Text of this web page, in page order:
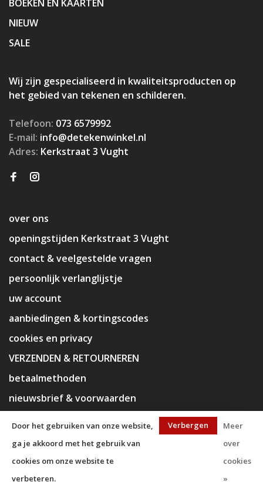
BOEKEN EN KAARTEN
NIEUW
SALE
Wij zijn gespecialiseerd in kwaliteitsproducten op
het gebied van tekenen en schilderen.
Telefoon: 073 6579992
E-mail: info@detekenwinkel.nl
Adres: Kerkstraat 3 Vught
over ons
openingstijden Kerkstraat 3 Vught
contact & veelgestelde vragen
persoonlijk verlanglijstje
uw account
aanbiedingen & kortingscodes
cookies en privacy
VERZENDEN & RETOURNEREN
betaalmethoden
nieuwsbrief & voorwaarden
Door het gebruiken van onze website,
ga je akkoord met het gebruik van
cookies om onze website te
verbeteren.
Verbergen
Meer
over
cookies
»